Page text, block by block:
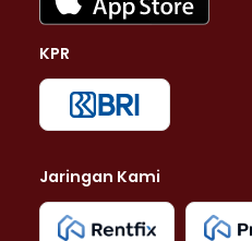
KPR
Jaringan Kami